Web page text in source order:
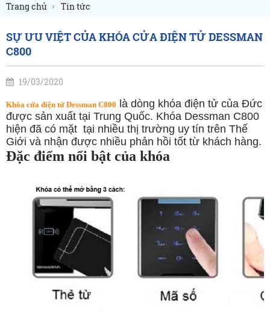
Trang chủ Tin tức
SỰ ƯU VIỆT CỦA KHÓA CỬA ĐIỆN TỬ DESSMAN
C800
19/03/2020
Khóa cửa điện tử Dessman C800
là dòng khóa điện tử của Đức
được sản xuất tại Trung Quốc. Khóa Dessman C800
hiện đã có mặt tại nhiều thị trường uy tín trên Thế
Giới và nhận được nhiều phản hồi tốt từ khách hàng.
Đặc điểm nổi bật của khóa